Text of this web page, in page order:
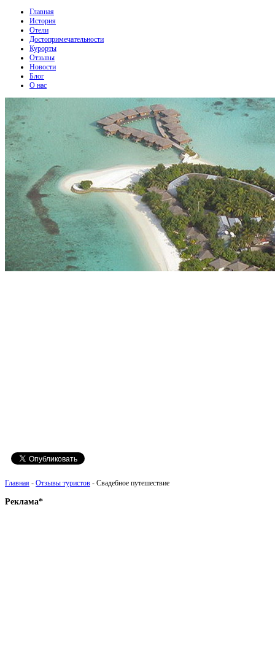
Главная
История
Отели
Достопримечательности
Курорты
Отзывы
Новости
Блог
О нас
Главная - Отзывы туристов - Свадебное путешествие
Реклама*